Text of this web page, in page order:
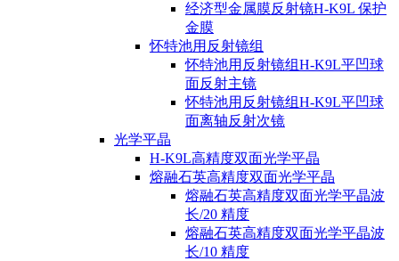
经济型金属膜反射镜H-K9L 保护
金膜
怀特池用反射镜组
怀特池用反射镜组H-K9L平凹球
面反射主镜
怀特池用反射镜组H-K9L平凹球
面离轴反射次镜
光学平晶
H-K9L高精度双面光学平晶
熔融石英高精度双面光学平晶
熔融石英高精度双面光学平晶波
长/20 精度
熔融石英高精度双面光学平晶波
长/10 精度